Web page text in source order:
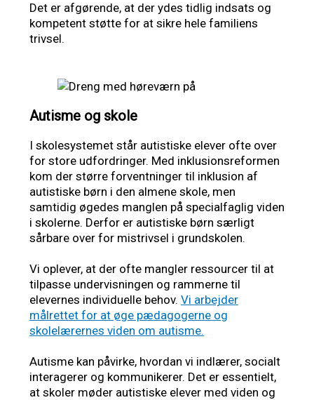
Det er afgørende, at der ydes tidlig indsats og
kompetent støtte for at sikre hele familiens
trivsel.
Autisme og skole
I skolesystemet står autistiske elever ofte over
for store udfordringer. Med inklusionsreformen
kom der større forventninger til inklusion af
autistiske børn i den almene skole, men
samtidig øgedes manglen på specialfaglig viden
i skolerne. Derfor er autistiske børn særligt
sårbare over for mistrivsel i grundskolen.
Vi oplever, at der ofte mangler ressourcer til at
tilpasse undervisningen og rammerne til
elevernes individuelle behov. Vi arbejder
målrettet for at øge pædagogerne og
skolelærernes viden om autisme.
Autisme kan påvirke, hvordan vi indlærer, socialt
interagerer og kommunikerer. Det er essentielt,
at skoler møder autistiske elever med viden og